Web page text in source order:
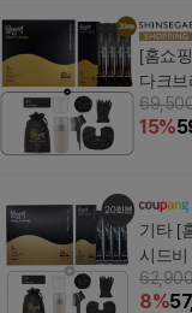
[홈쇼
다크
15%
기타 [
시드비
엄브라
8%